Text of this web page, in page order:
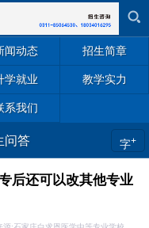
闻动态 招生简章
学就业 教学实力
系我们
问答 字+
后还可以改其他专业